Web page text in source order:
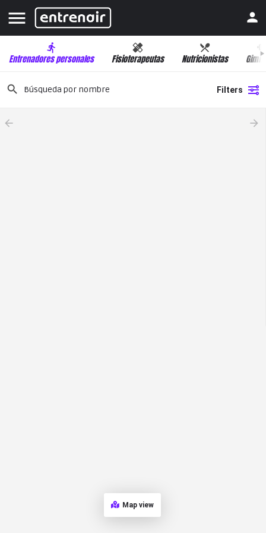
Entrenadores personales Fisioterapeutas Nutricionistas
Filters
arrow_backward arrow_forward
Map view